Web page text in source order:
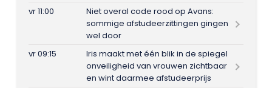
vr 11:00
Niet overal code rood op Avans:
sommige afstudeerzittingen gingen
wel door
vr 09:15
Iris maakt met één blik in de spiegel
onveiligheid van vrouwen zichtbaar
en wint daarmee afstudeerprijs